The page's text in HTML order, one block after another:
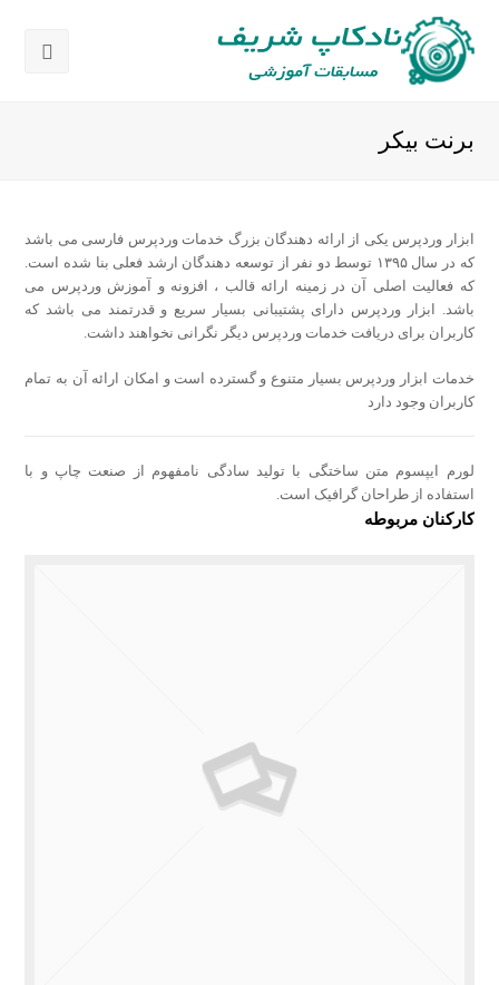
برنت بیکر
ابزار وردپرس یکی از ارائه دهندگان بزرگ خدمات وردپرس فارسی می باشد
که در سال ۱۳۹۵ توسط دو نفر از توسعه دهندگان ارشد فعلی بنا شده است.
که فعالیت اصلی آن در زمینه ارائه قالب ، افزونه و آموزش وردپرس می
باشد. ابزار وردپرس دارای پشتیبانی بسیار سریع و قدرتمند می باشد که
کاربران برای دریافت خدمات وردپرس دیگر نگرانی نخواهند داشت.
خدمات ابزار وردپرس بسیار متنوع و گسترده است و امکان ارائه آن به تمام
کاربران وجود دارد
لورم ایپسوم متن ساختگی با تولید سادگی نامفهوم از صنعت چاپ و با
استفاده از طراحان گرافیک است.
کارکنان مربوطه